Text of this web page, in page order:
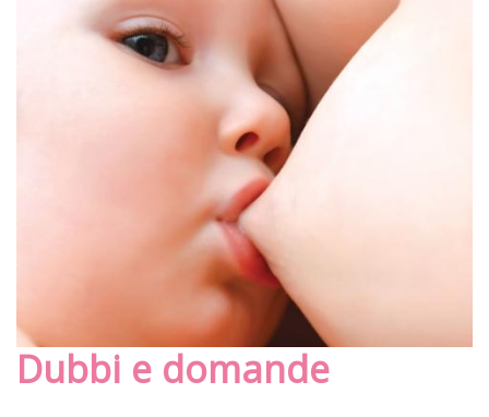
Dubbi e domande